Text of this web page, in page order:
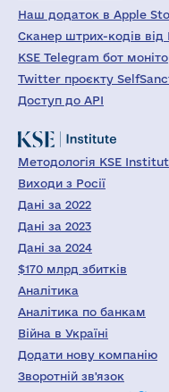
Наш додаток в Apple
Сканер штрих-кодів від
KSE Telegram бот
Twitter проєкту
Доступ до API
Методологія KSE
Виходи з Росії
Дані за 2022
Дані за 2023
Дані за 2024
$170 млрд збитків
Аналітика
Аналітика по банкам
Війна в Україні
Додати нову компанію
Зворотній зв'язок